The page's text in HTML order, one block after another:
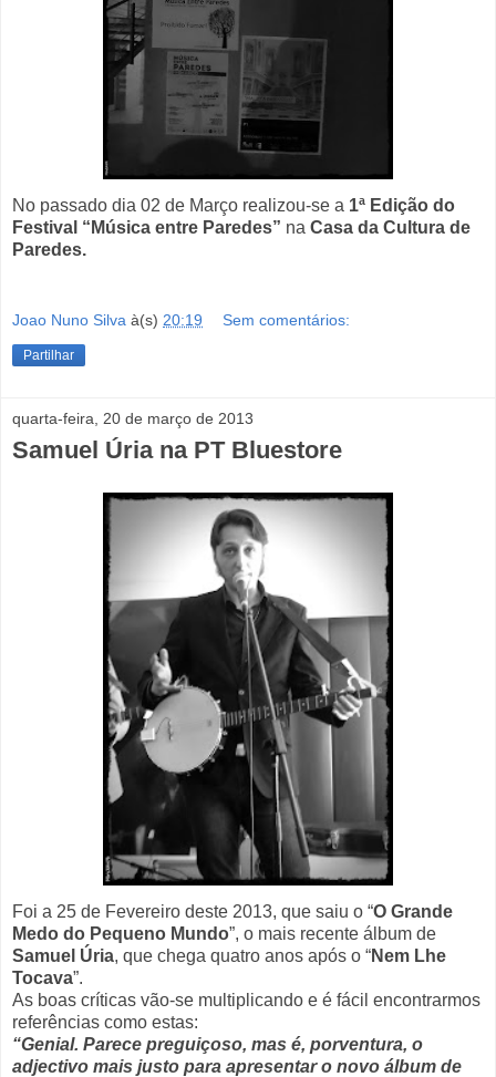
No passado dia 02 de Março realizou-se a 1ª Edição do
Festival “Música entre Paredes” na Casa da Cultura de
Paredes.
Joao Nuno Silva à(s) 20:19 Sem comentários:
Partilhar
quarta-feira, 20 de março de 2013
Samuel Úria na PT Bluestore
Foi a 25 de Fevereiro deste 2013, que saiu o “O Grande
Medo do Pequeno Mundo”, o mais recente álbum de
Samuel Úria, que chega quatro anos após o “Nem Lhe
Tocava”.
As boas críticas vão-se multiplicando e é fácil encontrarmos
referências como estas:
“Genial. Parece preguiçoso, mas é, porventura, o
adjectivo mais justo para apresentar o novo álbum de